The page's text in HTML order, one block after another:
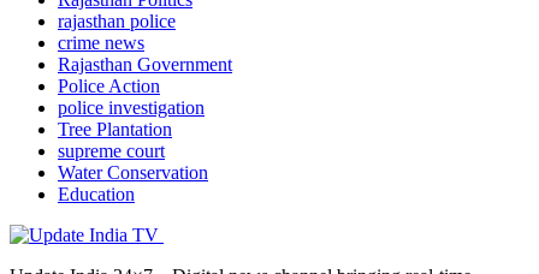
rajasthan police
crime news
Rajasthan Government
Police Action
police investigation
Tree Plantation
supreme court
Water Conservation
Education